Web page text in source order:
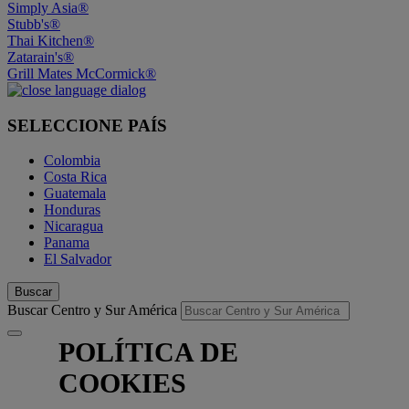
Simply Asia®
Stubb's®
Thai Kitchen®
Zatarain's®
Grill Mates McCormick®
SELECCIONE PAÍS
Colombia
Costa Rica
Guatemala
Honduras
Nicaragua
Panama
El Salvador
Buscar
Buscar Centro y Sur América
POLÍTICA DE
COOKIES